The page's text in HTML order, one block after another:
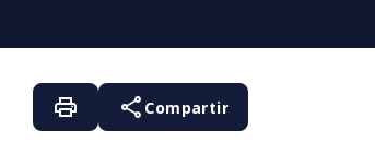
print share Compartir